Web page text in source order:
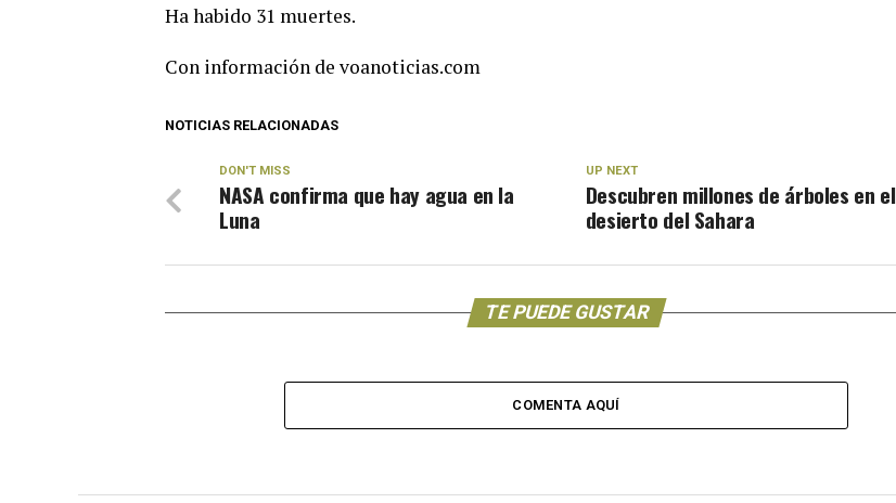
Ha habido 31 muertes.
Con información de voanoticias.com
NOTICIAS RELACIONADAS
UP NEXT
Descubren millones de árboles en el
desierto del Sahara
DON'T MISS
NASA confirma que hay agua en la
Luna
TE PUEDE GUSTAR
COMENTA AQUÍ